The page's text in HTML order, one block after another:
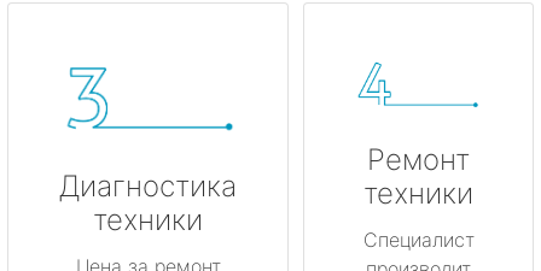
Диагностика
техники
Цена за ремонт
Ремонт
техники
Специалист